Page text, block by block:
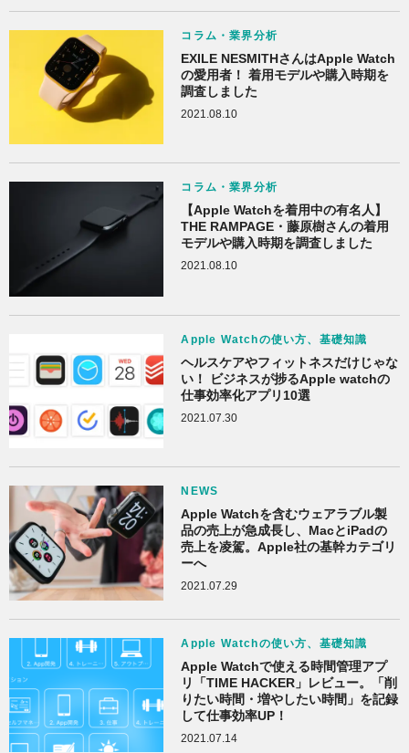
コラム・業界分析
EXILE NESMITHさんはApple Watch
の愛用者！ 着用モデルや購入時期を
調査しました
2021.08.10
コラム・業界分析
【Apple Watchを着用中の有名人】
THE RAMPAGE・藤原樹さんの着用
モデルや購入時期を調査しました
2021.08.10
Apple Watchの使い方、基礎知識
ヘルスケアやフィットネスだけじゃな
い！ ビジネスが捗るApple watchの
仕事効率化アプリ10選
2021.07.30
NEWS
Apple Watchを含むウェアラブル製
品の売上が急成長し、MacとiPadの
売上を凌駕。Apple社の基幹カテゴリ
ーへ
2021.07.29
Apple Watchの使い方、基礎知識
Apple Watchで使える時間管理アプ
リ「TIME HACKER」レビュー。「削
りたい時間・増やしたい時間」を記録
して仕事効率UP！
2021.07.14